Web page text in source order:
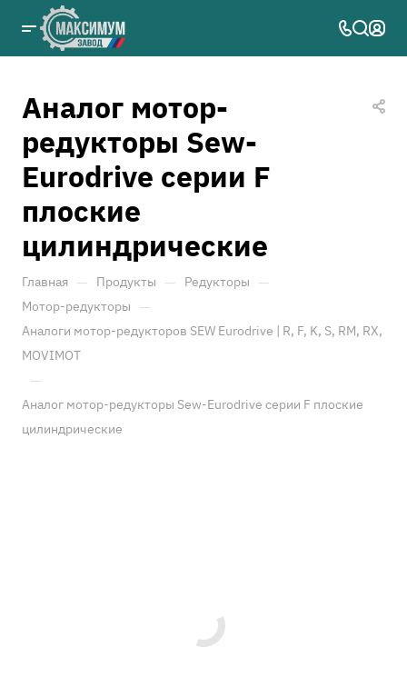
Аналог мотор-
редукторы Sew-
Eurodrive серии F
плоские
цилиндрические
Главная — Продукты — Редукторы —
Мотор-редукторы —
Аналоги мотор-редукторов SEW Eurodrive | R, F, K, S, RM, RX,
MOVIMOT
—
Аналог мотор-редукторы Sew-Eurodrive серии F плоские
цилиндрические